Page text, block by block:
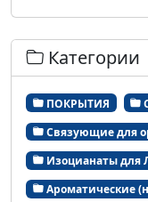
Категории
ПОКРЫТИЯ
Связующие для
Изоцианаты для
Ароматические